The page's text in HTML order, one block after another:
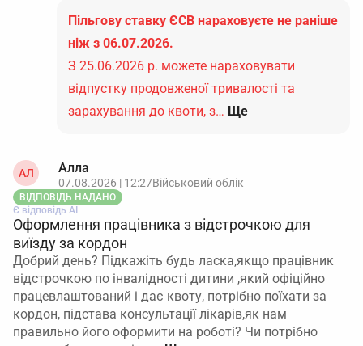
Пільгову ставку ЄСВ нараховуєте не раніше
ніж з 06.07.2026.
З 25.06.2026 р. можете нараховувати
відпустку продовженої тривалості та
зарахування до квоти, з… Ще
АЛ Алла
07.08.2026 | 12:27Військовий облік
ВІДПОВІДЬ НАДАНО
Є відповідь АІ
Оформлення працівника з відстрочкою для
виїзду за кордон
Добрий день? Підкажіть будь ласка,якщо працівник
відстрочкою по інвалідності дитини ,який офіційно
працевлаштований і дає квоту, потрібно поїхати за
кордон, підстава консультації лікарів,як нам
правильно його оформити на роботі? Чи потрібно